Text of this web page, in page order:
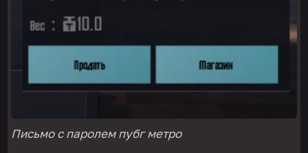
Письмо с паролем пубг метро